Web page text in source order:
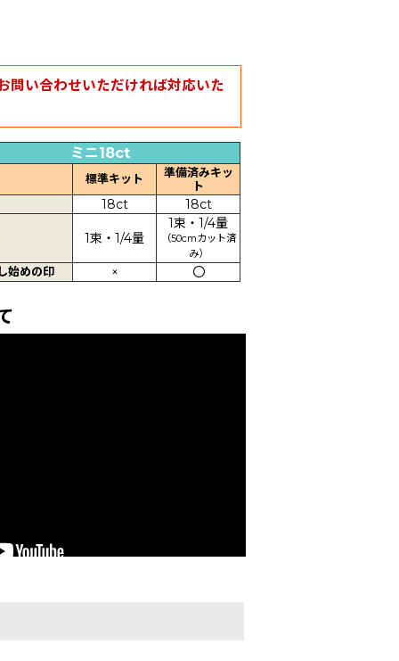
問い合わせいただければ対応いた
ミニ18ct
標準キット
準備済みキッ
ト
18ct 18ct
1束・1/4量
1束・1/4量
（50cmカット済
み）
始めの印 × 〇